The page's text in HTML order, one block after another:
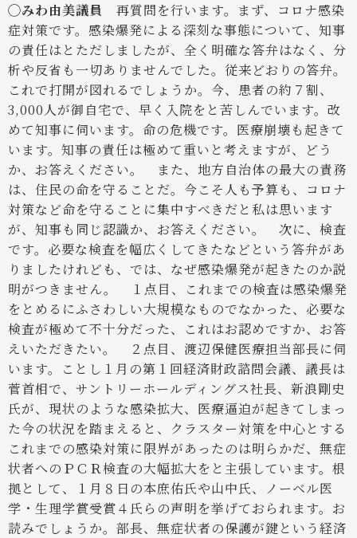
◯みわ由美議員 再質問を行います。まず、コロナ感染
症対策です。感染爆発による深刻な事態について、知事
の責任はとただしましたが、全く明確な答弁はなく、分
析や反省も一切ありませんでした。従来どおりの答弁。
これで打開が図れるでしょうか。今、患者の約７割、
3,000人が御自宅で、早く入院をと苦しんでいます。改
めて知事に伺います。命の危機です。医療崩壊も起きて
います。知事の責任は極めて重いと考えますが、どう
か、お答えください。
また、地方自治体の最大の責務
は、住民の命を守ることだ。今こそ人も予算も、コロナ
対策など命を守ることに集中すべきだと私は思います
が、知事も同じ認識か、お答えください。
次に、検査
です。必要な検査を幅広くしてきたなどという答弁があ
りましたけれども、では、なぜ感染爆発が起きたのか説
明がつきません。
１点目、これまでの検査は感染爆発
をとめるにふさわしい大規模なものでなかった、必要な
検査が極めて不十分だった、これはお認めですか、お答
えいただきたい。
２点目、渡辺保健医療担当部長に伺
います。ことし１月の第１回経済財政諮問会議、議長は
菅首相で、サントリーホールディングス社長、新浪剛史
氏が、現状のような感染拡大、医療逼迫が起きてしまっ
た今の状況を踏まえると、クラスター対策を中心とする
これまでの感染対策に限界があったのは明らかだ、無症
状者へのＰＣＲ検査の大幅拡大をと主張しています。根
拠として、１月８日の本庶佑氏や山中氏、ノーベル医
学・生理学賞受賞４氏らの声明を挙げておられます。お
読みでしょうか。部長、無症状者の保護が鍵という経済